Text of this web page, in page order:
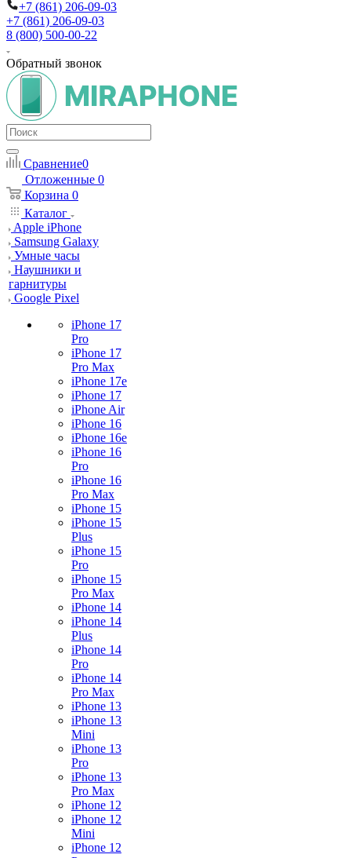
+7 (861) 206-09-03
+7 (861) 206-09-03
8 (800) 500-00-22
Обратный звонок
Сравнение0
Отложенные 0
Корзина 0
Каталог
Apple iPhone
Samsung Galaxy
Умные часы
Наушники и
гарнитуры
Google Pixel
iPhone 17
Pro
iPhone 17
Pro Max
iPhone 17e
iPhone 17
iPhone Air
iPhone 16
iPhone 16e
iPhone 16
Pro
iPhone 16
Pro Max
iPhone 15
iPhone 15
Plus
iPhone 15
Pro
iPhone 15
Pro Max
iPhone 14
iPhone 14
Plus
iPhone 14
Pro
iPhone 14
Pro Max
iPhone 13
iPhone 13
Mini
iPhone 13
Pro
iPhone 13
Pro Max
iPhone 12
iPhone 12
Mini
iPhone 12